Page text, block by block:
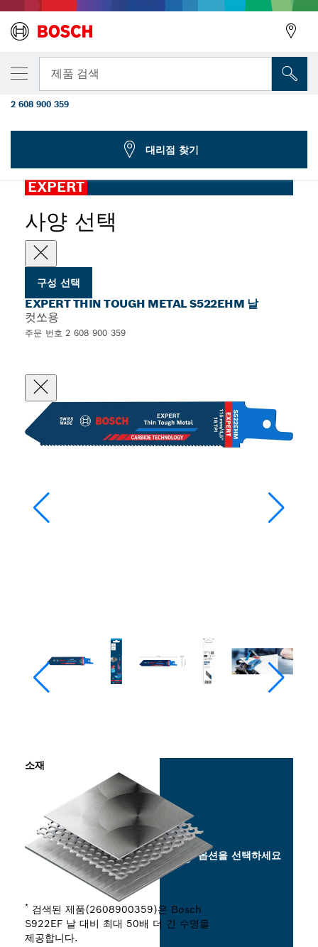
제품 검색
EXPERT
사양 선택
구성 선택
EXPERT THIN TOUGH METAL S522EHM 날
컷쏘용
주문 번호 2 608 900 359
소재
* 검색된 제품(2608900359)은 Bosch
S922EF 날 대비 최대 50배 더 긴 수명을
제공합니다.
옵션을 선택하세요
선택한 변형
EXPERT 'Thin Tough Metal' S 522 EHM 컷
소날 1종
2 608 900 359
대리점 찾기